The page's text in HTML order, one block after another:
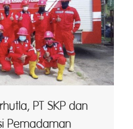
PT SKP dan
Pemadaman